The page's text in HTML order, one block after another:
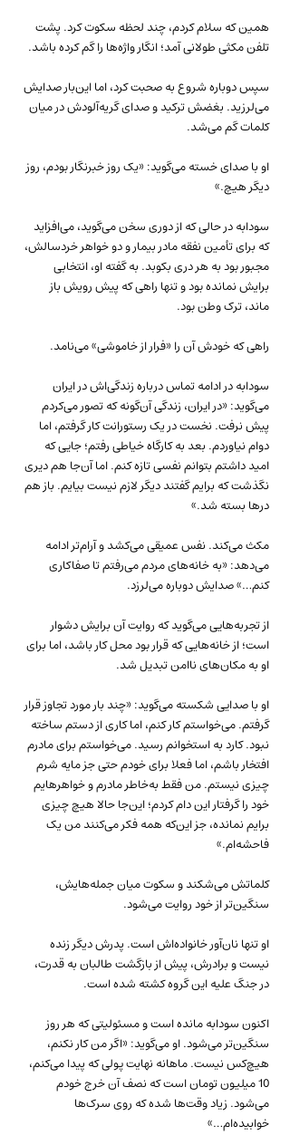
همین که سلام کردم، چند لحظه سکوت کرد. پشت
تلفن مکثی طولانی آمد؛ انگار واژه‌ها را گم کرده باشد.
سپس دوباره شروع به صحبت کرد، اما این‌بار صدایش
می‌لرزید. بغضش ترکید و صدای گریه‌آلودش در میان
کلمات گم می‌شد.
او با صدای خسته می‌گوید: «یک روز خبرنگار بودم، روز
دیگر هیچ.»
سودابه در حالی که از دوری سخن می‌گوید، می‌افزاید
که برای تأمین نفقه مادر بیمار و دو خواهر خردسالش،
مجبور بود به هر دری بکوبد. به گفته او، انتخابی
برایش نمانده بود و تنها راهی که پیش رویش باز
ماند، ترک وطن بود.
راهی که خودش آن را «فرار از خاموشی» می‌نامد.
سودابه در ادامه تماس درباره زندگی‌اش در ایران
می‌گوید: «در ایران، زندگی آن‌گونه که تصور می‌کردم
پیش نرفت. نخست در یک رستورانت کار گرفتم، اما
دوام نیاوردم. بعد به کارگاه خیاطی رفتم؛ جایی که
امید داشتم بتوانم نفسی تازه کنم. اما آن‌جا هم دیری
نگذشت که برایم گفتند دیگر لازم نیست بیایم. باز هم
درها بسته شد.»
مکث می‌کند. نفس عمیقی می‌کشد و آرام‌تر ادامه
می‌دهد: «به خانه‌های مردم می‌رفتم تا صفاکاری
کنم…» صدایش دوباره می‌لرزد.
از تجربه‌هایی می‌گوید که روایت آن برایش دشوار
است؛ از خانه‌هایی که قرار بود محل کار باشد، اما برای
او به مکان‌های ناامن تبدیل شد.
او با صدایی شکسته می‌گوید: «چند بار مورد تجاوز قرار
گرفتم. می‌خواستم کار کنم، اما کاری از دستم ساخته
نبود. کارد به استخوانم رسید. می‌خواستم برای مادرم
افتخار باشم، اما فعلا برای خودم حتی جز مایه شرم
چیزی نیستم. من فقط به‌خاطر مادرم و خواهرهایم
خود را گرفتار این دام کردم؛ این‌جا حالا هیچ چیزی
برایم نمانده، جز این‌که همه فکر می‌کنند من یک
فاحشه‌ام.»
کلماتش می‌شکند و سکوت میان جمله‌هایش،
سنگین‌تر از خود روایت می‌شود.
او تنها نان‌آور خانواده‌اش است. پدرش دیگر زنده
نیست و برادرش، پیش از بازگشت طالبان به قدرت،
در جنگ علیه این گروه کشته شده است.
اکنون سودابه مانده است و مسئولیتی که هر روز
سنگین‌تر می‌شود. او می‌گوید: «اگر من کار نکنم،
هیچ‌کس نیست. ماهانه نهایت پولی که پیدا می‌کنم،
10 میلیون تومان است که نصف آن خرج خودم
می‌شود. زیاد وقت‌ها شده که روی سرک‌ها
خوابیده‌ام…»